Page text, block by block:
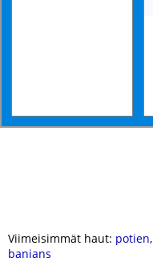
Viimeisimmät haut: potien,
banians